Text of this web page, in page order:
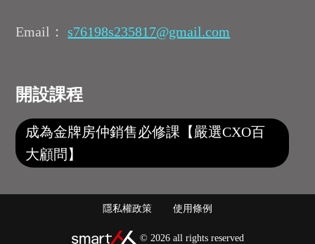
Email： s76198s235817@gmail.com
開設課程
成為金牌房仲銷售必修課【嚴選CXO百
大顧問】
© 2026 all rights reserved
隱私權政策 使用條例